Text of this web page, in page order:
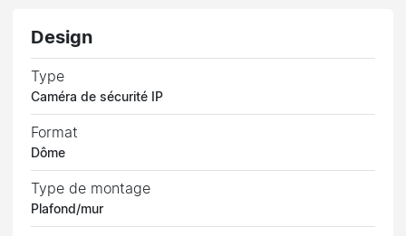
Design
Type
Caméra de sécurité IP
Format
Dôme
Type de montage
Plafond/mur